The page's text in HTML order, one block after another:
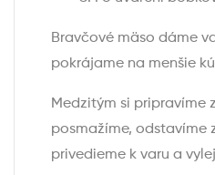
Bravčové mäso dáme
pokrájame na menšie
Medzitým si pripravíme
posmažíme, odstavíme
privedieme k varu a